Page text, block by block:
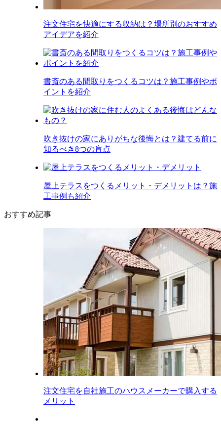
注文住宅を快適にする収納は？場所別のおすすめ
アイデアを紹介
書斎のある間取りをつくるコツは？施工事例やポ
イントを紹介
吹き抜けの家にありがちな後悔とは？建てる前に
知るべき8つの盲点
屋上テラスをつくるメリット・デメリットは？施
工事例も紹介
おすすめ記事
注文住宅を自社施工のハウスメーカーで購入する
メリット